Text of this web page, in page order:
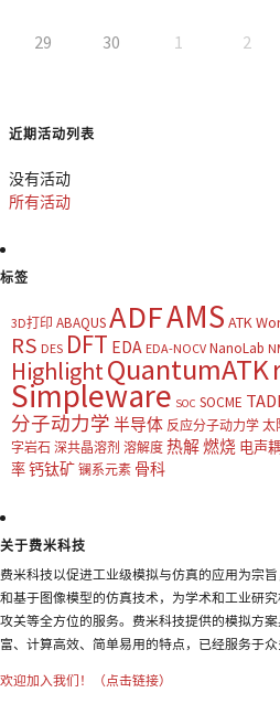
29 30 1 2
近期活动列表
没有活动
所有活动
标签
3D打印 ABAQUSADFAMS ATK
RS DES DFT EDA EDA-NOCV NanoLab
HighlightQuantumATK
Simpleware SOC SOCME
分子动力学 半导体 反应分子动力学 太
字岩石 深共晶溶剂 溶解度 热解燃烧 电声
率钙钛矿 镧系元素 骨科
关于费米科技
费米科技以促进工业级模拟与仿真的应用为宗
和基于图像模型的仿真技术，为学术和工业研
攻关等全方位的服务。费米科技提供的模拟方
富、计算高效、简单易用的特点，已经服务于众
欢迎加入我们！（点击链接）